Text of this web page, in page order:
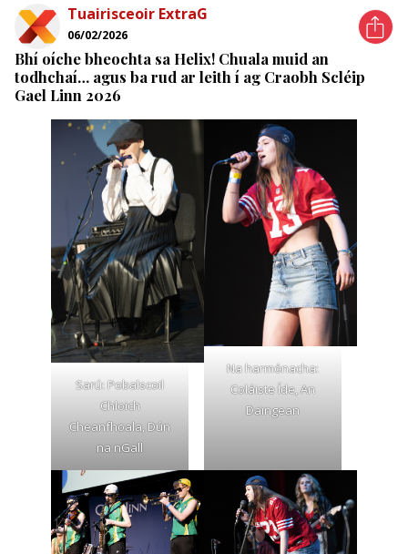
Tuairisceoir ExtraG
06/02/2026
Bhí oíche bheochta sa Helix! Chuala muid an
todhchaí… agus ba rud ar leith í ag Craobh Scléip
Gael Linn 2026
Sarú: Pobalscoil
Chloich
Cheanfhoala, Dún
na nGall
Na harmónacha:
Coláiste Íde, An
Daingean